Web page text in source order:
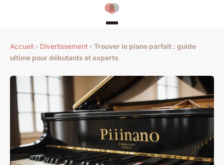
Accueil › Divertissement › Trouver le piano parfait : guide
ultime pour débutants et experts